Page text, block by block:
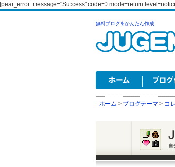
[pear_error: message="Success" code=0 mode=return
無料ブログをかんたん作成
ホーム > ブログテーマ > コ